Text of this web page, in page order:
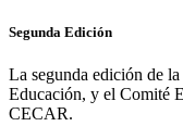
Segunda Edición
La segunda edición de
Educación, y el Comité
CECAR.